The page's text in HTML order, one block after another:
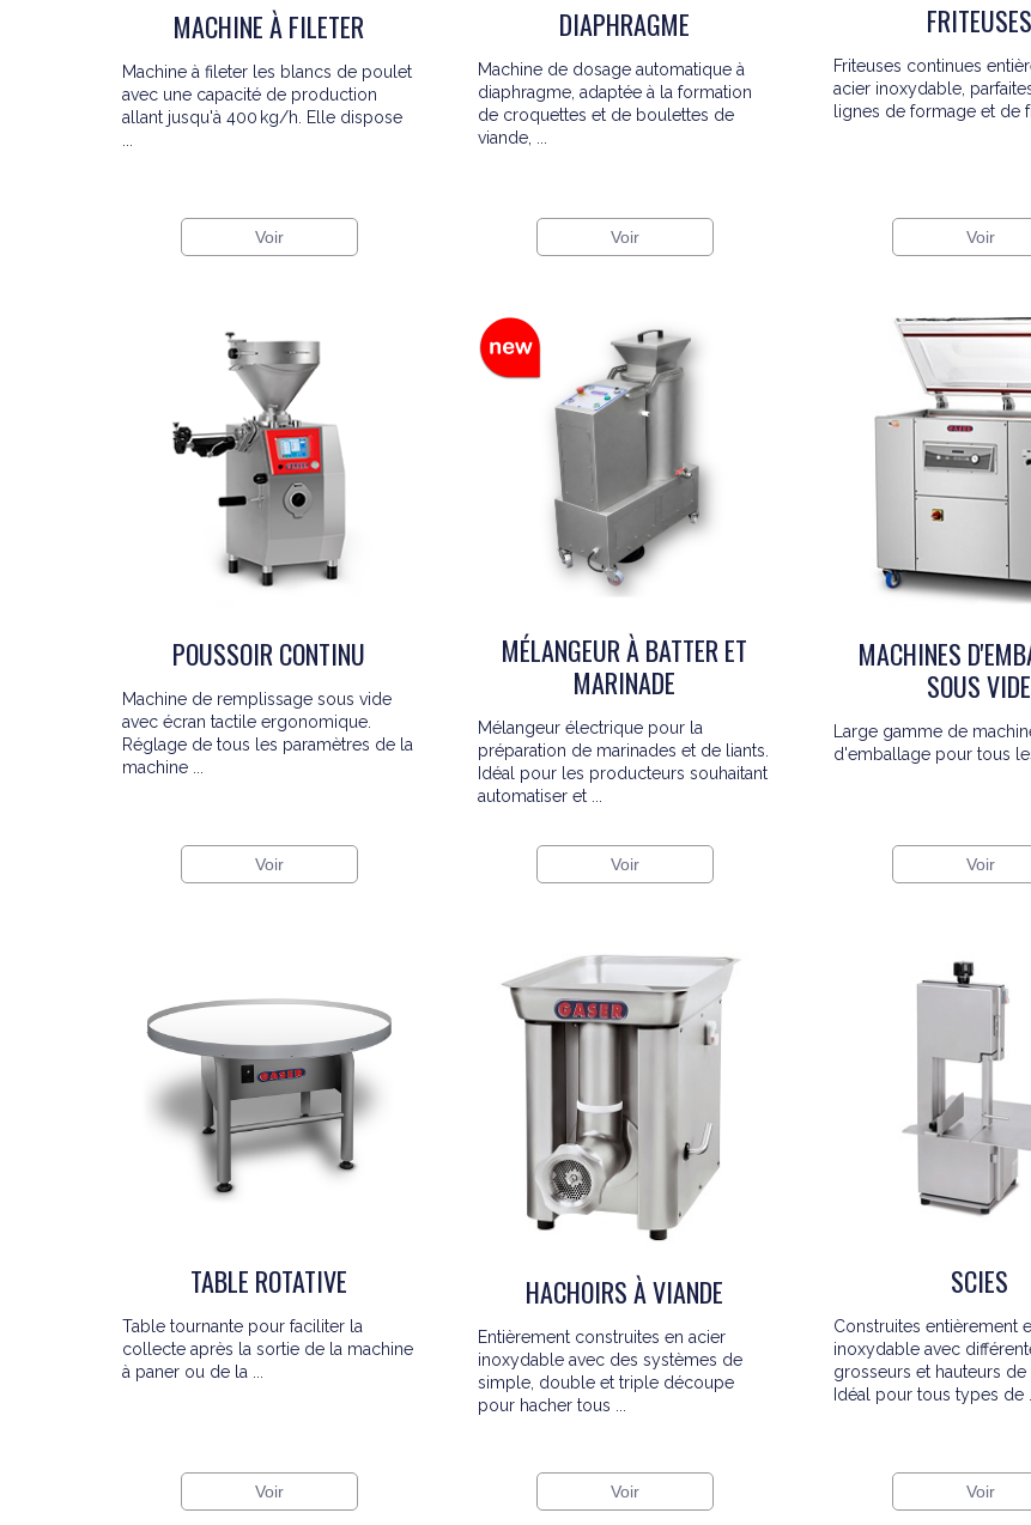
MACHINE À FILETER
Machine à fileter les blancs de poulet
avec une capacité de production
allant jusqu'à 400 kg/h. Elle dispose
Voir
DIAPHRAGME
Machine de dosage automatique à
diaphragme, adaptée à la formation
de croquettes et de boulettes de
viande, ...
Voir
FRITEUSES
Friteuses continues
acier inoxydable,
lignes de formage et de
Voir
POUSSOIR CONTINU
Machine de remplissage sous vide
avec écran tactile ergonomique.
Réglage de tous les paramètres de la
machine ...
Voir
MÉLANGEUR À BATTER ET
MARINADE
Mélangeur électrique pour la
préparation de marinades et de liants.
Idéal pour les producteurs souhaitant
automatiser et ...
Voir
MACHINES
SOUS VIDE
Large gamme de
d'emballage pour tous
Voir
TABLE ROTATIVE
Table tournante pour faciliter la
collecte après la sortie de la machine
à paner ou de la ...
Voir
HACHOIRS À VIANDE
Entièrement construites en acier
inoxydable avec des systèmes de
simple, double et triple découpe
pour hacher tous ...
Voir
SCIES
Construites entièrement
inoxydable avec
grosseurs et hauteurs de
Idéal pour tous types de ...
Voir